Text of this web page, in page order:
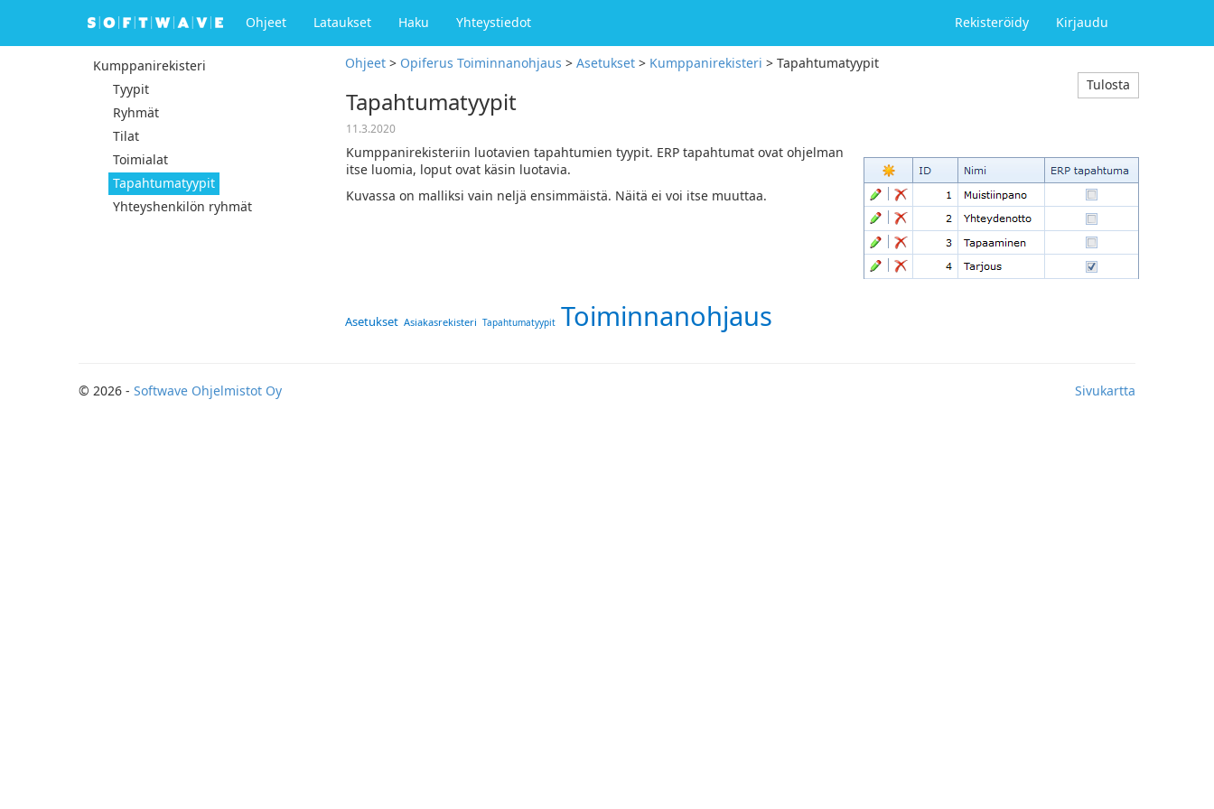
Ohjeet Lataukset Haku Yhteystiedot Rekisteröidy Kirjaudu
Kumppanirekisteri
Tyypit
Ryhmät
Tilat
Toimialat
Tapahtumatyypit
Yhteyshenkilön ryhmät
Ohjeet > Opiferus Toiminnanohjaus > Asetukset > Kumppanirekisteri > Tapahtumatyypit
Tapahtumatyypit
11.3.2020
Tulosta
Kumppanirekisteriin luotavien tapahtumien tyypit. ERP tapahtumat ovat ohjelman
itse luomia, loput ovat käsin luotavia.
Kuvassa on malliksi vain neljä ensimmäistä. Näitä ei voi itse muuttaa.
Asetukset Asiakasrekisteri Tapahtumatyypit Toiminnanohjaus
Sivukartta
© 2026 - Softwave Ohjelmistot Oy